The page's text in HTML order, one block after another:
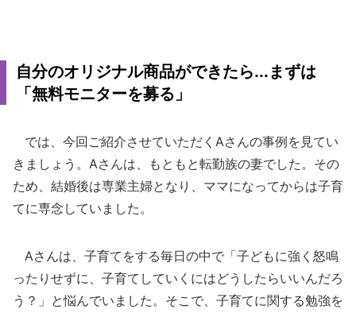
自分のオリジナル商品ができたら...まずは
「無料モニターを募る」
では、今回ご紹介させていただくAさんの事例を見てい
きましょう。Aさんは、もともと転勤族の妻でした。その
ため、結婚後は専業主婦となり、ママになってからは子育
てに専念していました。
Aさんは、子育てをする毎日の中で「子どもに強く怒鳴
ったりせずに、子育てしていくにはどうしたらいいんだろ
う？」と悩んでいました。そこで、子育てに関する勉強を